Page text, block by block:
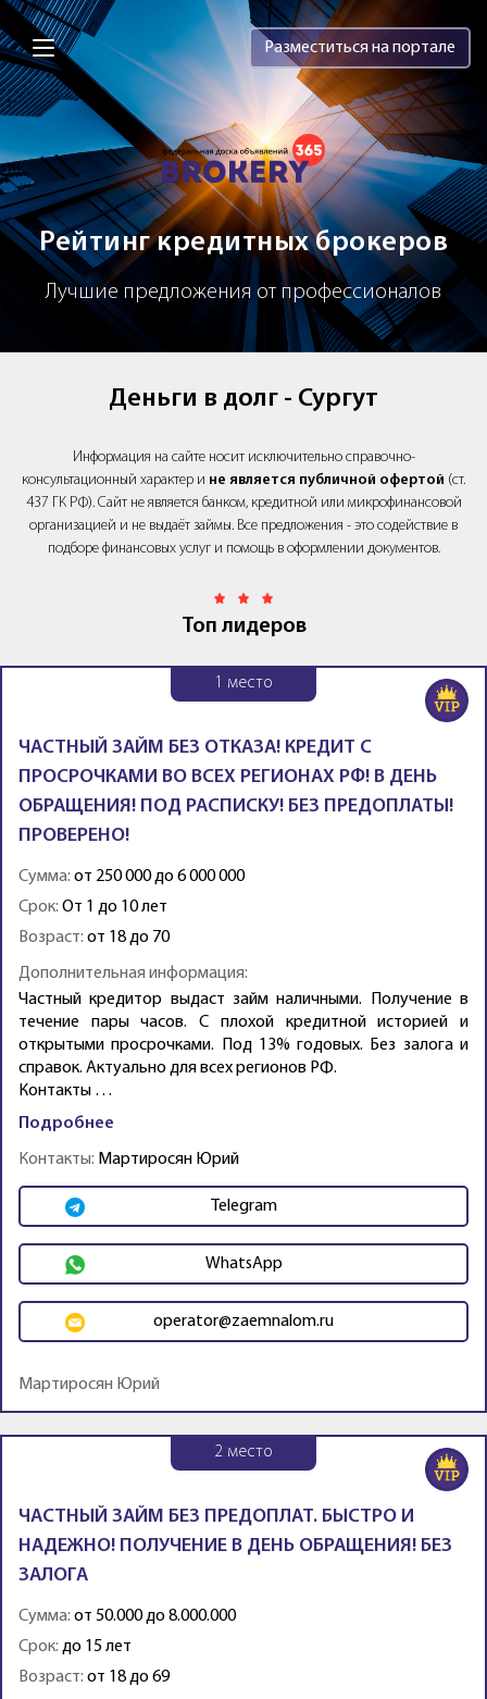
Brokery365 - Рейтинг кредитных
Разместиться на портале
Рейтинг кредитных брокеров
Лучшие предложения от профессионалов
Деньги в долг - Сургут
Информация на сайте носит исключительно справочно-
консультационный характер и не является публичной офертой (ст.
437 ГК РФ). Сайт не является банком, кредитной или микрофинансовой
организацией и не выдаёт займы. Все предложения - это содействие в
подборе финансовых услуг и помощь в оформлении документов.
Топ лидеров
1 место
ЧАСТНЫЙ ЗАЙМ БЕЗ ОТКАЗА! КРЕДИТ С
ПРОСРОЧКАМИ ВО ВСЕХ РЕГИОНАХ РФ! В ДЕНЬ
ОБРАЩЕНИЯ! ПОД РАСПИСКУ! БЕЗ ПРЕДОПЛАТЫ!
ПРОВЕРЕНО!
Сумма: от 250 000 до 6 000 000
Срок: От 1 до 10 лет
Возраст: от 18 до 70
Дополнительная информация:
Частный кредитор выдаст займ наличными. Получение в
течение пары часов. С плохой кредитной историей и
открытыми просрочками. Под 13% годовых. Без залога и
справок. Актуально для всех регионов РФ.
Контакты …
Подробнее
Контакты: Мартиросян Юрий
Telegram
WhatsApp
operator@zaemnalom.ru
Мартиросян Юрий
2 место
ЧАСТНЫЙ ЗАЙМ БЕЗ ПРЕДОПЛАТ. БЫСТРО И
НАДЕЖНО! ПОЛУЧЕНИЕ В ДЕНЬ ОБРАЩЕНИЯ! БЕЗ
ЗАЛОГА
Сумма: от 50.000 до 8.000.000
Срок: до 15 лет
Возраст: от 18 до 69